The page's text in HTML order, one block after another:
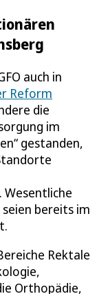
auch in
Reform
die
im
gestanden,
Wesentliche
bereits im
Rektale
Orthopädie,